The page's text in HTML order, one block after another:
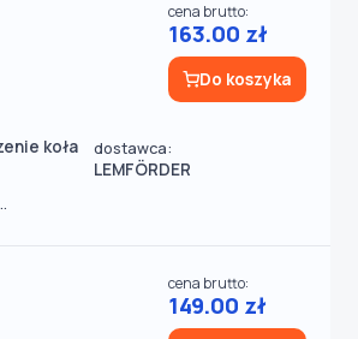
koła
dostawca:
LEMFÖRDER
cena brutto:
163.00 zł
Do koszyka
cena brutto:
149.00 zł